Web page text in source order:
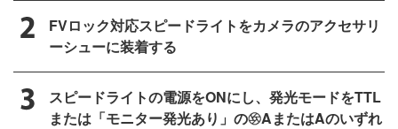
FVロック対応スピードライトをカメラのアクセサリ
ーシューに装着する
スピードライトの電源をONにし、発光モードをTTL
または「モニター発光あり」のqAまたはAのいずれ